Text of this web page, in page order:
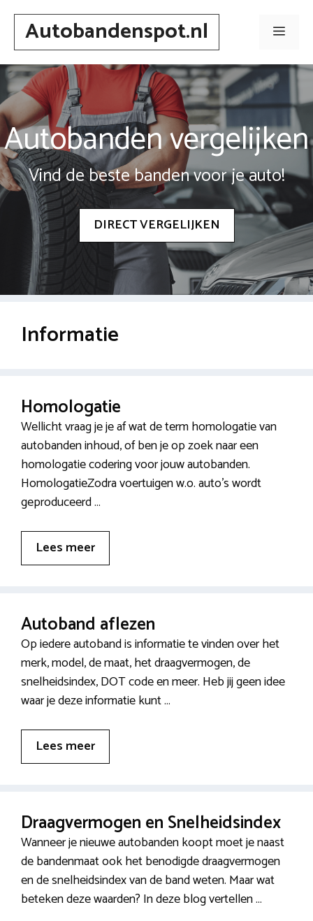
Spring
inhoudAutobandenspot.nl Menu
Autobanden vergelijken
Vind de beste banden voor je auto!
DIRECT VERGELIJKEN
Informatie
Homologatie
Wellicht vraag je je af wat de term homologatie van
autobanden inhoud, of ben je op zoek naar een
homologatie codering voor jouw autobanden.
HomologatieZodra voertuigen w.o. auto’s wordt
geproduceerd …
Lees meer
Autoband aflezen
Op iedere autoband is informatie te vinden over het
merk, model, de maat, het draagvermogen, de
snelheidsindex, DOT code en meer. Heb jij geen idee
waar je deze informatie kunt …
Lees meer
Draagvermogen en Snelheidsindex
Wanneer je nieuwe autobanden koopt moet je naast
de bandenmaat ook het benodigde draagvermogen
en de snelheidsindex van de band weten. Maar wat
beteken deze waarden? In deze blog vertellen …